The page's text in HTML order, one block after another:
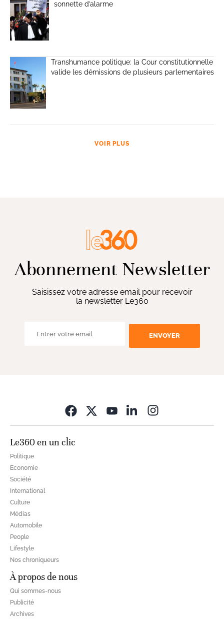
sonnette d’alarme
Transhumance politique: la Cour constitutionnelle
valide les démissions de plusieurs parlementaires
VOIR PLUS
Abonnement Newsletter
Saisissez votre adresse email pour recevoir
la newsletter Le360
ENVOYER
Le360 en un clic
Politique
Economie
Société
International
Culture
Médias
Automobile
People
Lifestyle
Nos chroniqueurs
À propos de nous
Qui sommes-nous
Publicité
Archives